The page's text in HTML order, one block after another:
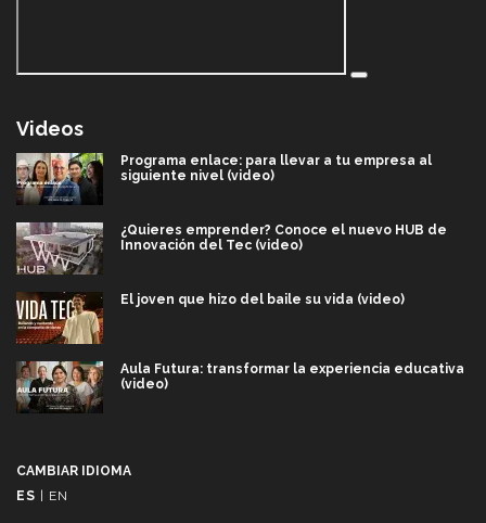
Videos
Programa enlace: para llevar a tu empresa al
siguiente nivel (video)
¿Quieres emprender? Conoce el nuevo HUB de
Innovación del Tec (video)
El joven que hizo del baile su vida (video)
Aula Futura: transformar la experiencia educativa
(video)
CAMBIAR IDIOMA
ES
EN